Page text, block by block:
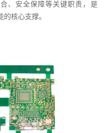
、安全保障等关键职责，是
核心支撑。